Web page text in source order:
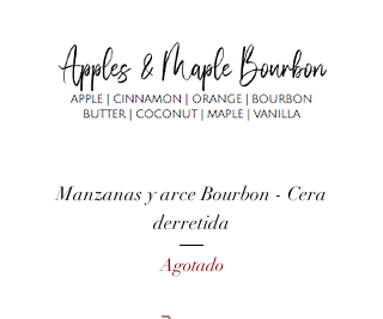
Manzanas y arce Bourbon - Cera
derretida
Agotado